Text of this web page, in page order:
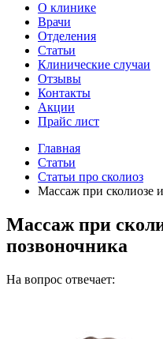
О клинике
Врачи
Отделения
Статьи
Клинические случаи
Отзывы
Контакты
Акции
Прайс лист
Главная
Статьи
Статьи про сколиоз
Массаж при сколиозе
Массаж при
позвоночника
На вопрос отвечает: